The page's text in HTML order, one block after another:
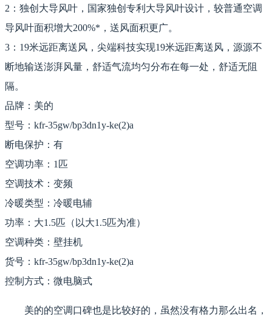
2：独创大导风叶，国家独创专利大导风叶设计，较普通空调
导风叶面积增大200%*，送风面积更广。
3：19米远距离送风，尖端科技实现19米远距离送风，源源不
断地输送澎湃风量，舒适气流均匀分布在每一处，舒适无阻
隔。
品牌：美的
型号：kfr-35gw/bp3dn1y-ke(2)a
断电保护：有
空调功率：1匹
空调技术：变频
冷暖类型：冷暖电辅
功率：大1.5匹（以大1.5匹为准）
空调种类：壁挂机
货号：kfr-35gw/bp3dn1y-ke(2)a
控制方式：微电脑式
美的的空调口碑也是比较好的，虽然没有格力那么出名，